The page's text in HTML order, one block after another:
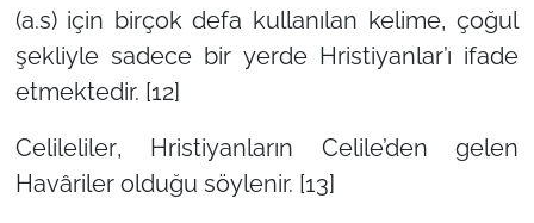
(a.s) için birçok defa kullanılan kelime, çoğul
şekliyle sadece bir yerde Hristiyanlar’ı ifade
etmektedir. [12]
Celileliler, Hristiyanların Celile’den gelen
Havâriler olduğu söylenir. [13]